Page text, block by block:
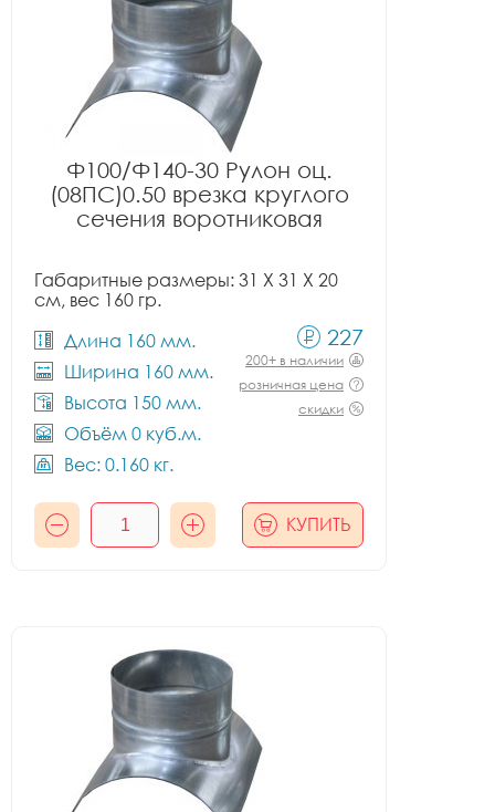
Ф100/Ф140-30 Рулон оц.
(08ПС)0.50 врезка круглого
сечения воротниковая
Габаритные размеры: 31 X 31 X 20
см, вес 160 гр.
Длина 160 мм.
Ширина 160 мм.
Высота 150 мм.
Объём 0 куб.м.
Вес: 0.160 кг.
227
200+ в наличии
розничная цена
скидки
КУПИТЬ